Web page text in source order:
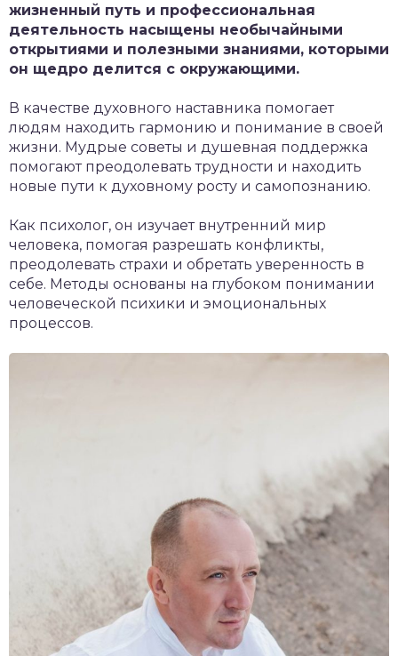
жизненный путь и профессиональная
деятельность насыщены необычайными
открытиями и полезными знаниями, которыми
он щедро делится с окружающими.
В качестве духовного наставника помогает
людям находить гармонию и понимание в своей
жизни. Мудрые советы и душевная поддержка
помогают преодолевать трудности и находить
новые пути к духовному росту и самопознанию.
Как психолог, он изучает внутренний мир
человека, помогая разрешать конфликты,
преодолевать страхи и обретать уверенность в
себе. Методы основаны на глубоком понимании
человеческой психики и эмоциональных
процессов.